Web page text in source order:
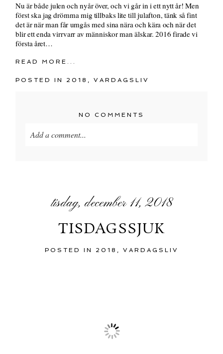
Nu är både julen och nyår över, och vi går in i ett nytt år! Men
först ska jag drömma mig tillbaks lite till julafton, tänk så fint
det är när man får umgås med sina nära och kära och när det
blir ett enda virrvarr av människor man älskar. 2016 firade vi
första året…
READ MORE...
POSTED IN 2018 ,VARDAGSLIV
NO COMMENTS
Add a comment...
tisdag, december 11, 2018
TISDAGSSJUK
POSTED IN 2018 , VARDAGSLIV